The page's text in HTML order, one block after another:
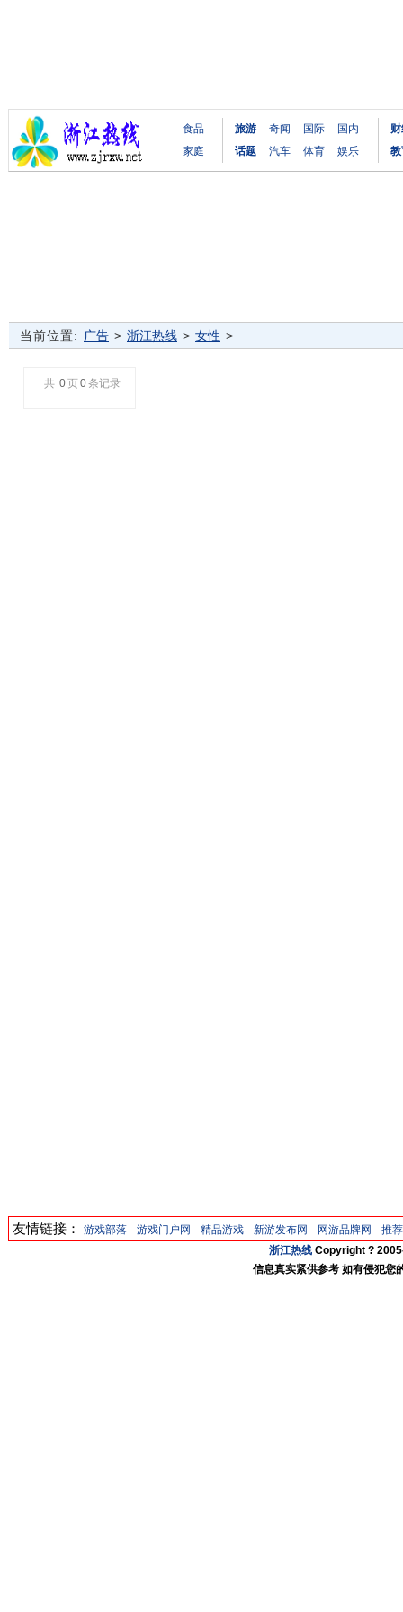
食品
家庭
旅游 奇闻 国际
国内
话题
汽车 体育 娱乐
当前位置: 广告 > 浙江热线 > 女性 >
共 0页0条记录
友情链接： 游戏部落 游戏门户网 精品游戏 新游发布网 网游品牌网
推
浙江热线Copyright ?
信息真实紧供参考 如有侵犯您